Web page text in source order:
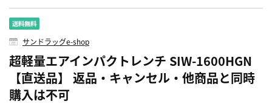
サンドラッグe-shop
超軽量エアインパクトレンチ SIW-1600HGN
【直送品】 返品・キャンセル・他商品と同時
購入は不可